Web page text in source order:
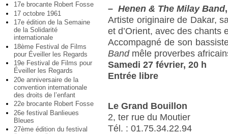
17e brocante Robert Fosse
17 octobre 1961
17e édition de la Semaine
de la Solidarité
internationale
18ème Festival de Films
pour Éveiller les Regards
19e Festival de Films pour
Éveiller les Regards
20e anniversaire de la
convention internationale
des droits de l’enfant
22e brocante Robert Fosse
26e festival Banlieues
Bleues
27ème édition du festival
– Henen & The Milay Band
Artiste originaire de Dakar,
et d’Orient, avec des chants
Accompagné de son
Bandmêle proverbes
Samedi 27 février, 20 h
Entrée libre
Le Grand Bouillon
2, ter rue du Moutier
Tél. : 01.75.34.22.94